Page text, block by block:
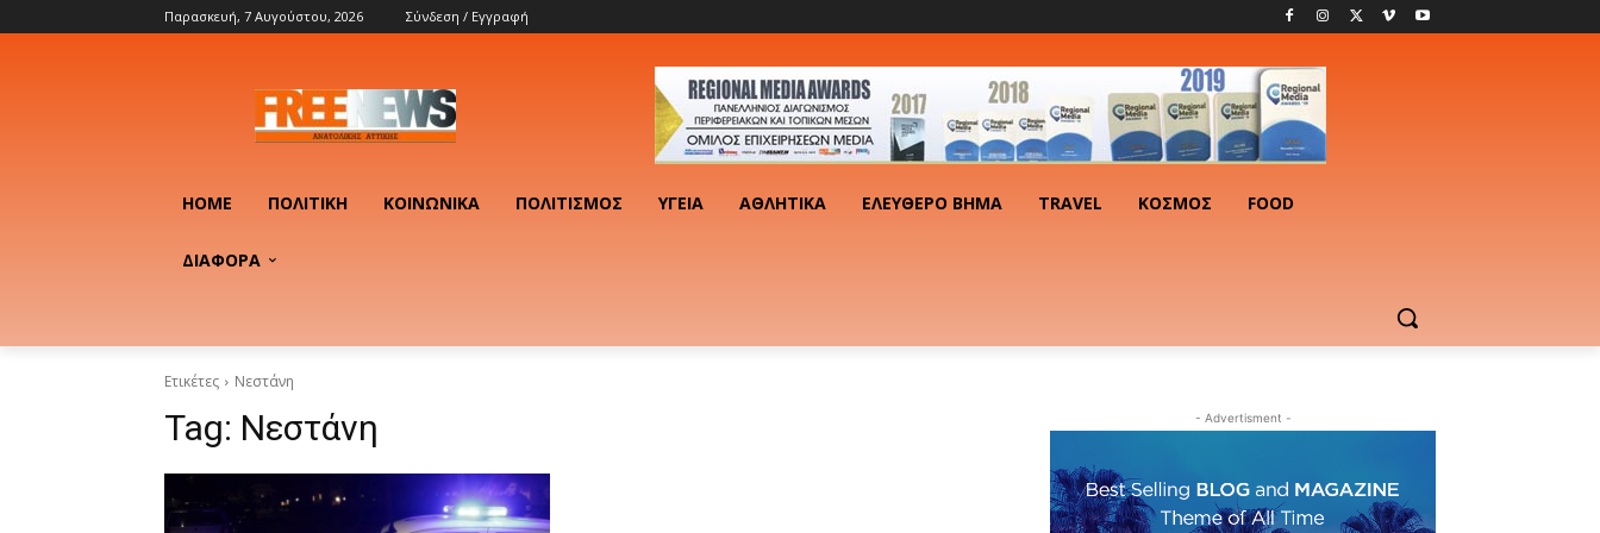
Παρασκευή, 7 Αυγούστου, 2026 Σύνδεση / Εγγραφή
HOME ΠΟΛΙΤΙΚΉ ΚΟΙΝΩΝΙΚΆ ΠΟΛΙΤΙΣΜΌΣ ΥΓΕΊΑ ΑΘΛΗΤΙΚΆ ΕΛΕΎΘΕΡΟ ΒΉΜΑ TRAVEL ΚΟΣΜΟΣ FOOD
ΔΙΑΦΟΡΑ
Ετικέτες Νεστάνη
Tag: Νεστάνη - Advertisment -